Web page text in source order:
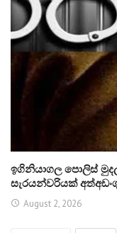
ඉගිනියාගල පොලිස්
සැරයන්වරියක්
August 2, 2026